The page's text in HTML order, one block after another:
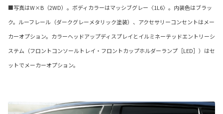
■写真はW×B（2WD）。ボディカラーはマッシブグレー〈1L6〉。内装色はブラッ
ク。ルーフレール（ダークグレーメタリック塗装）、アクセサリーコンセントはメー
カーオプション。カラーヘッドアップディスプレイとイルミネーテッドエントリーシ
ステム（フロントコンソールトレイ・フロントカップホルダーランプ［LED］）はセ
ットでメーカーオプション。